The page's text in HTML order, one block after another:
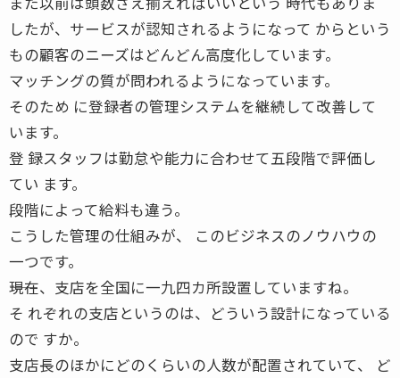
したが、サービスが認知されるようになって からという
もの顧客のニーズはどんどん高度化しています。
マッチングの質が問われるようになっています。
そのため に登録者の管理システムを継続して改善して
います。
登 録スタッフは勤怠や能力に合わせて五段階で評価し
てい ます。
段階によって給料も違う。
こうした管理の仕組みが、 このビジネスのノウハウの
一つです。
――現在、支店を全国に一九四カ所設置していますね。
そ れぞれの支店というのは、どういう設計になっている
ので すか。
支店長のほかにどのくらいの人数が配置されていて、 ど